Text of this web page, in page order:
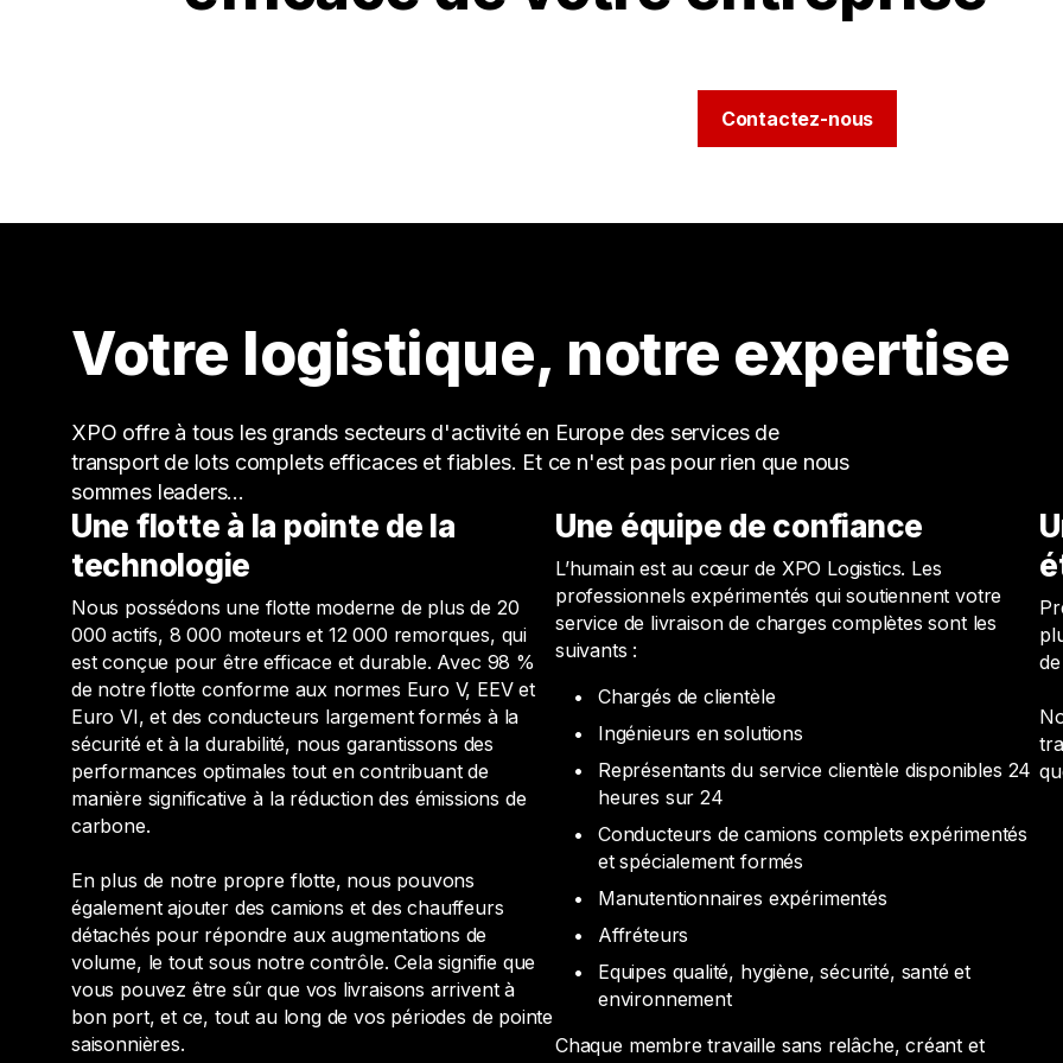
Contactez-nous
Votre logistique, notre expertise
XPO offre à tous les grands secteurs d'activité en Europe des services de
transport de lots complets efficaces et fiables. Et ce n'est pas pour rien que nous
sommes leaders...
Une flotte à la pointe de la
technologie
Nous possédons une flotte moderne de plus de 20
000 actifs, 8 000 moteurs et 12 000 remorques, qui
est conçue pour être efficace et durable. Avec 98 %
de notre flotte conforme aux normes Euro V, EEV et
Euro VI, et des conducteurs largement formés à la
sécurité et à la durabilité, nous garantissons des
performances optimales tout en contribuant de
manière significative à la réduction des émissions de
carbone.
En plus de notre propre flotte, nous pouvons
également ajouter des camions et des chauffeurs
détachés pour répondre aux augmentations de
volume, le tout sous notre contrôle. Cela signifie que
vous pouvez être sûr que vos livraisons arrivent à
bon port, et ce, tout au long de vos périodes de pointe
saisonnières.
Une équipe de confiance
L’humain est au cœur de XPO Logistics. Les
professionnels expérimentés qui soutiennent votre
service de livraison de charges complètes sont les
suivants :
Chargés de clientèle
Ingénieurs en solutions
Représentants du service clientèle disponibles 24
heures sur 24
Conducteurs de camions complets expérimentés
et spécialement formés
Manutentionnaires expérimentés
Affréteurs
Equipes qualité, hygiène, sécurité, santé et
environnement
Chaque membre travaille sans relâche, créant et